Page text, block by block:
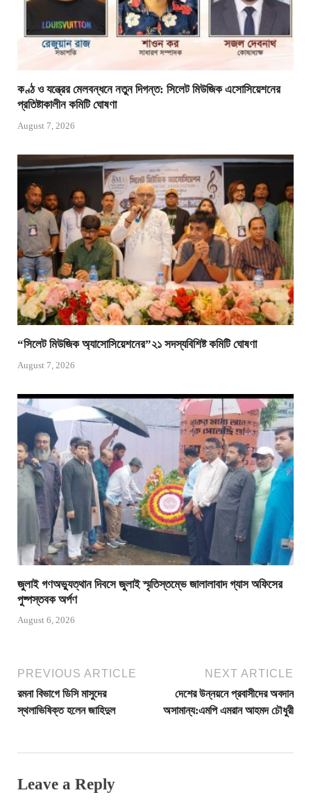
কণ্ঠ ও যন্ত্রের মেলবন্ধনে নতুন দিগন্ত: সিলেট মিউজিক এসোসিয়েশনের
প্রতিষ্টাকালীন কমিটি ঘোষণা
August 7, 2026
“সিলেট মিউজিক অ্যাসোসিয়েশনের”২১ সদস্যবিশিষ্ট কমিটি ঘোষণা
August 7, 2026
জুলাই গণঅভ্যুত্থান দিবসে জুলাই স্মৃতিস্তম্ভে জালালাবাদ গ্যাস অফিসের
পুষ্পস্তবক অর্পণ
August 6, 2026
PREVIOUS ARTICLE
রমনা বিভাগে ডিসি মাসুদের
স্থলাভিষিক্ত হলেন জাহিদুল
NEXT ARTICLE
দেশের উন্নয়নে প্রবাসীদের অবদান
অসামান্য:এমপি এমরান আহমদ চৌধুরী
Leave a Reply